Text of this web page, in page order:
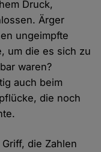
Druck,
Ärger
ungeimpfte
um die es sich zu
waren?
auch beim
die noch
die Zahlen